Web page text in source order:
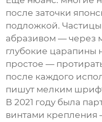
после заточки
подложкой.
абразивом — через
глубокие царапины
простое —
после каждого
пишут мелким
В 2021 году была
винтами